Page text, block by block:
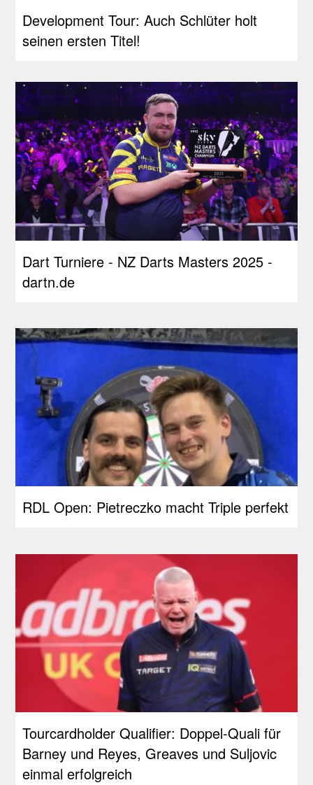
Development Tour: Auch Schlüter holt
seinen ersten Titel!
Dart Turniere - NZ Darts Masters 2025 -
dartn.de
RDL Open: Pietreczko macht Triple perfekt
Tourcardholder Qualifier: Doppel-Quali für
Barney und Reyes, Greaves und Suljovic
einmal erfolgreich